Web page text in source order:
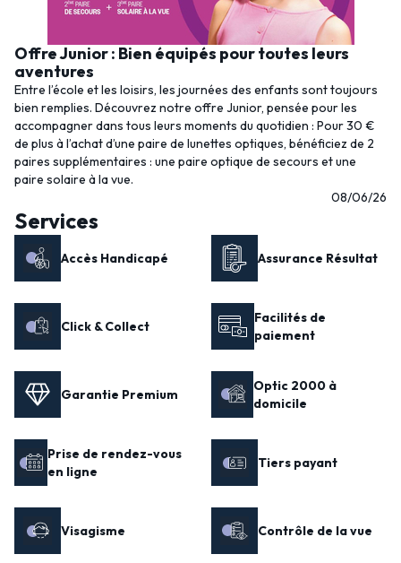
Offre Junior : Bien équipés pour toutes leurs
aventures
Entre l’école et les loisirs, les journées des enfants sont toujours
bien remplies. Découvrez notre offre Junior, pensée pour les
accompagner dans tous leurs moments du quotidien : Pour 30 €
de plus à l’achat d’une paire de lunettes optiques, bénéficiez de 2
paires supplémentaires : une paire optique de secours et une
paire solaire à la vue.
08/06/26
Services
Accès Handicapé Assurance Résultat
Click & Collect
Facilités de
paiement
Garantie Premium
Optic 2000 à
domicile
Prise de rendez-vous
en ligne
Tiers payant
Visagisme Contrôle de la vue